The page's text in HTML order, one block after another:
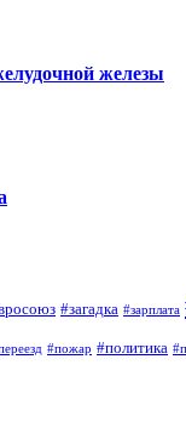
железы
#загадка #зарплата
#пожар #политика